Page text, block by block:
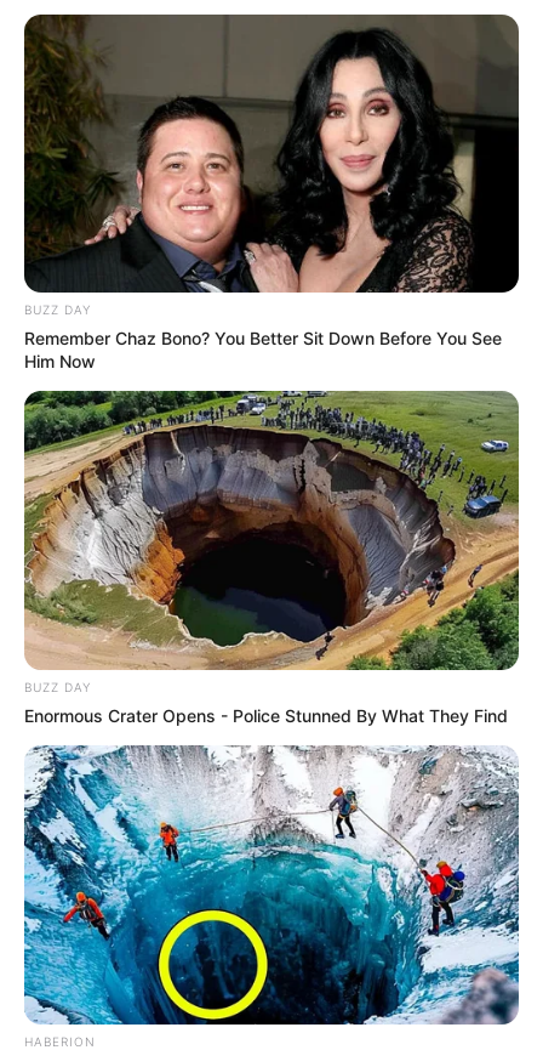
BUZZ DAY
Remember Chaz Bono? You Better Sit Down Before You See
Him Now
BUZZ DAY
Enormous Crater Opens - Police Stunned By What They Find
HABERION